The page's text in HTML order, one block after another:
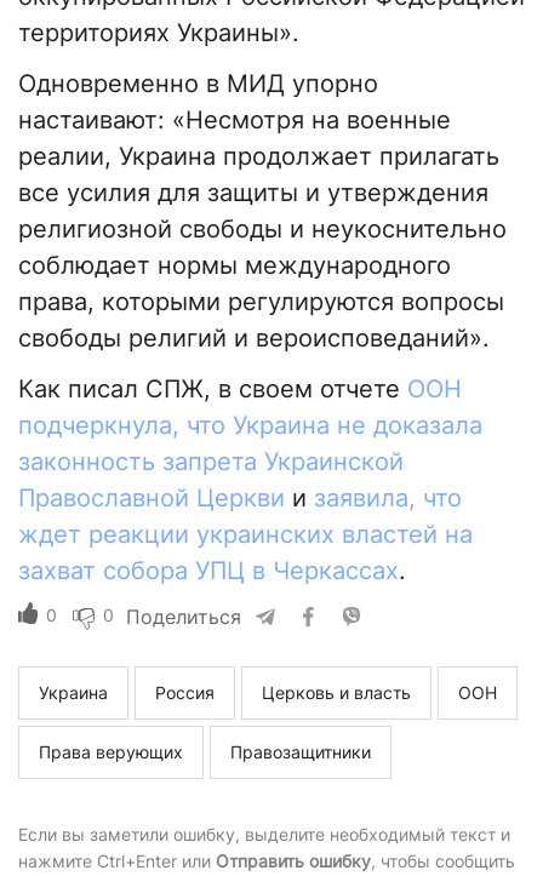
территориях Украины».
Одновременно в МИД упорно
настаивают: «Несмотря на военные
реалии, Украина продолжает прилагать
все усилия для защиты и утверждения
религиозной свободы и неукоснительно
соблюдает нормы международного
права, которыми регулируются вопросы
свободы религий и вероисповеданий».
Как писал СПЖ, в своем отчете ООН
подчеркнула, что Украина не доказала
законность запрета Украинской
Православной Церкви и заявила, что
ждет реакции украинских властей на
захват собора УПЦ в Черкассах.
0 0 Поделиться
Украина Россия Церковь и власть ООН
Права верующих Правозащитники
Если вы заметили ошибку, выделите необходимый текст и
нажмите Ctrl+Enter или Отправить ошибку, чтобы сообщить